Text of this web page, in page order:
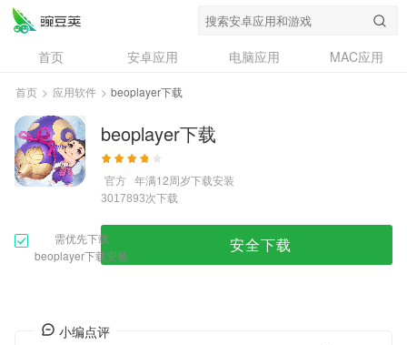
首页 安卓应用 电脑应用
MAC应用
资讯
专题
问答
首页 > 应用软件 > beoplayer下载
beoplayer下载
官方 年满12周岁下载安装
3017893次下载
需优先下载
beoplayer下载安装
安全下载
小编点评